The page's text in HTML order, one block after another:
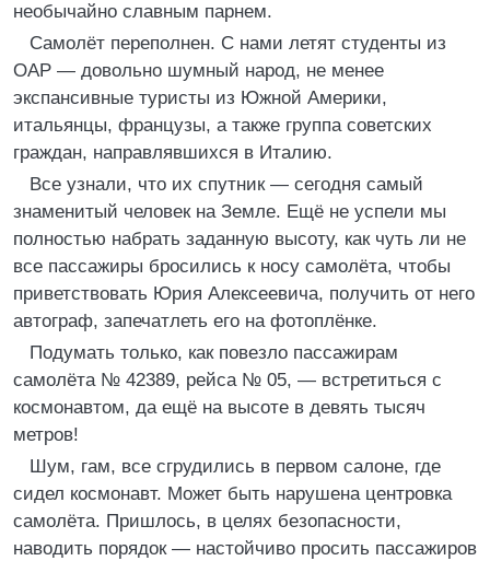
необычайно славным парнем.
Самолёт переполнен. С нами летят студенты из
ОАР — довольно шумный народ, не менее
экспансивные туристы из Южной Америки,
итальянцы, французы, а также группа советских
граждан, направлявшихся в Италию.
Все узнали, что их спутник — сегодня самый
знаменитый человек на Земле. Ещё не успели мы
полностью набрать заданную высоту, как чуть ли не
все пассажиры бросились к носу самолёта, чтобы
приветствовать Юрия Алексеевича, получить от него
автограф, запечатлеть его на фотоплёнке.
Подумать только, как повезло пассажирам
самолёта № 42389, рейса № 05, — встретиться с
космонавтом, да ещё на высоте в девять тысяч
метров!
Шум, гам, все сгрудились в первом салоне, где
сидел космонавт. Может быть нарушена центровка
самолёта. Пришлось, в целях безопасности,
наводить порядок — настойчиво просить пассажиров